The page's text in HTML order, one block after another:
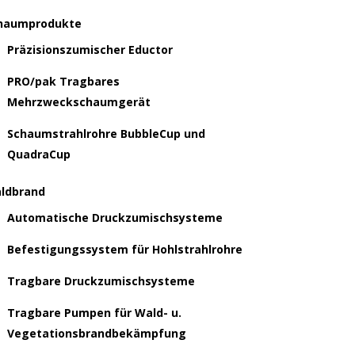
Präzisionszumischer Eductor
PRO/pak Tragbares
Mehrzweckschaumgerät
Schaumstrahlrohre BubbleCup und
QuadraCup
Automatische Druckzumischsysteme
Befestigungssystem für Hohlstrahlrohre
Tragbare Druckzumischsysteme
Tragbare Pumpen für Wald- u.
Vegetationsbrandbekämpfung